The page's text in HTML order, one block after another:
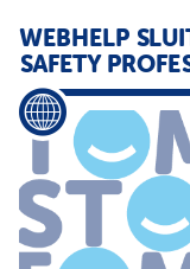
WEBHELP
SAFETY